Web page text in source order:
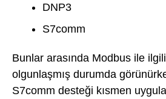
DNP3
S7comm
Bunlar arasında Modbus ile
olgunlaşmış durumda
S7comm desteği kısmen